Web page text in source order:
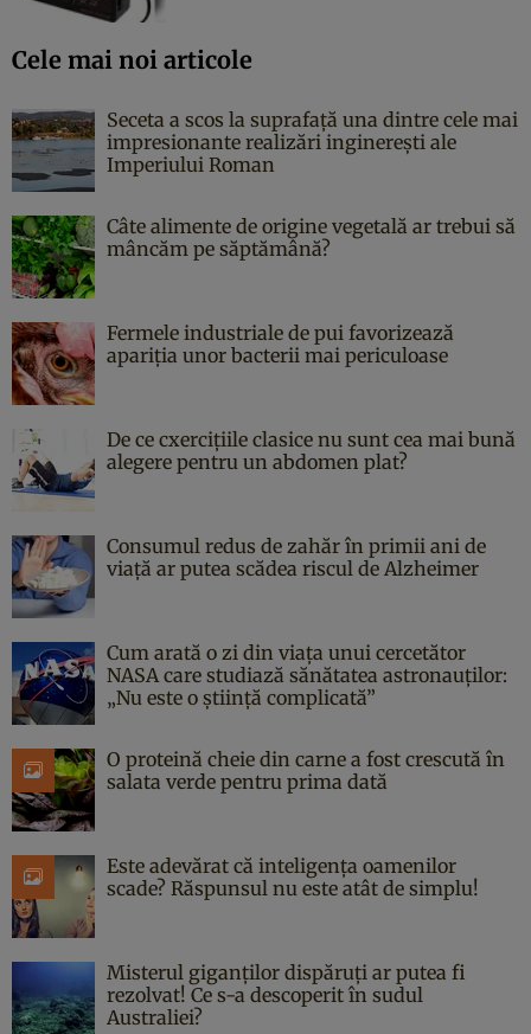
Cele mai noi articole
Seceta a scos la suprafață una dintre cele mai
impresionante realizări inginerești ale
Imperiului Roman
Câte alimente de origine vegetală ar trebui să
mâncăm pe săptămână?
Fermele industriale de pui favorizează
apariția unor bacterii mai periculoase
De ce cxercițiile clasice nu sunt cea mai bună
alegere pentru un abdomen plat?
Consumul redus de zahăr în primii ani de
viață ar putea scădea riscul de Alzheimer
Cum arată o zi din viața unui cercetător
NASA care studiază sănătatea astronauților:
„Nu este o știință complicată”
O proteină cheie din carne a fost crescută în
salata verde pentru prima dată
Este adevărat că inteligența oamenilor
scade? Răspunsul nu este atât de simplu!
Misterul giganților dispăruți ar putea fi
rezolvat! Ce s-a descoperit în sudul
Australiei?